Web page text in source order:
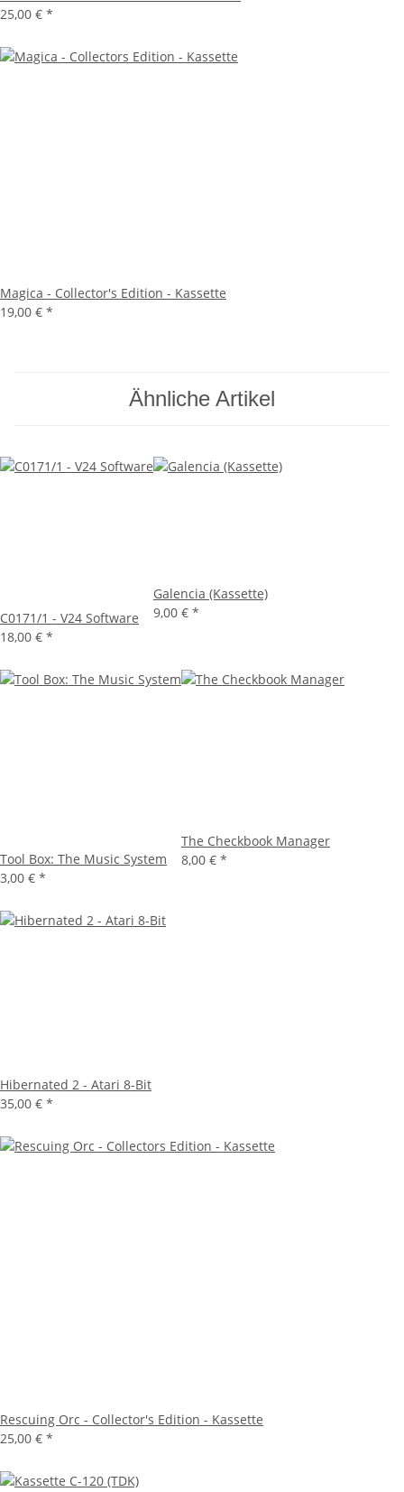
25,00 € *
Magica - Collector's Edition - Kassette
19,00 € *
Ähnliche Artikel
C0171/1 - V24 Software
18,00 € *
Galencia (Kassette)
9,00 € *
Tool Box: The Music System
3,00 € *
The Checkbook Manager
8,00 € *
Hibernated 2 - Atari 8-Bit
35,00 € *
Rescuing Orc - Collector's Edition - Kassette
25,00 € *